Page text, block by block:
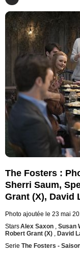
The Fosters :
Sherri Saum,
Grant (X), David
Photo ajoutée le 23 mai
StarsAlex Saxon , Susan
Robert Grant (X) , David
Serie The Fosters -